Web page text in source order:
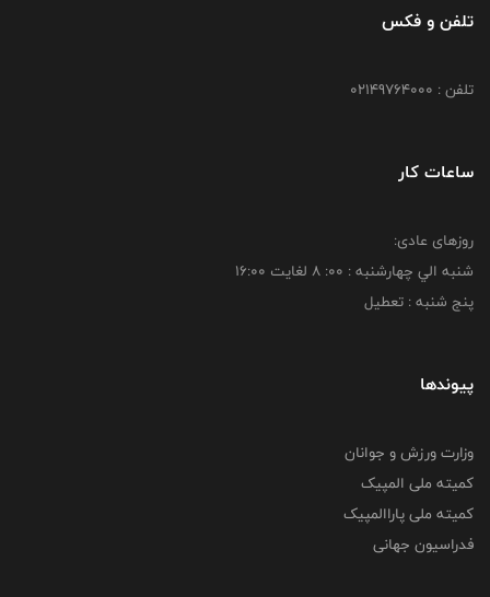
تلفن و فکس
تلفن : 02149764000
ساعات کار
روزهای عادی:
شنبه الي چهارشنبه : 00: 8 لغايت 16:00
پنج شنبه : تعطیل
پیوندها
وزارت ورزش و جوانان
کمیته ملی المپیک
کمیته ملی پاراالمپیک
فدراسیون جهانی